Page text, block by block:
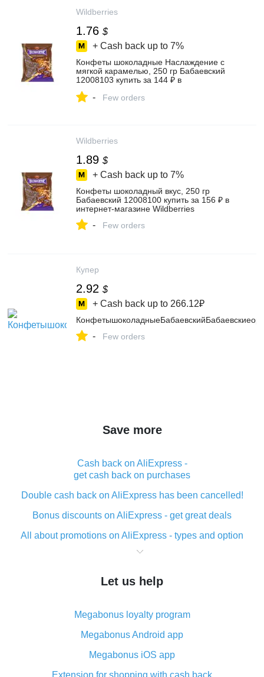
Wildberries
1.76 $
+ Cash back up to 7%
Конфеты шоколадные Наслаждение с
мягкой карамелью, 250 гр Бабаевский
12008103 купить за 144 ₽ в
- Few orders
Wildberries
1.89 $
+ Cash back up to 7%
Конфеты шоколадный вкус, 250 гр
Бабаевский 12008100 купить за 156 ₽ в
интернет‑магазине Wildberries
- Few orders
Купер
2.92 $
+ Cash back up to 266.12₽
- Few orders
Save more
Cash back on AliExpress -
get cash back on purchases
Double cash back on AliExpress has been cancelled!
Bonus discounts on AliExpress - get great deals
All about promotions on AliExpress - types and option
What is cash back when making purchases on
The best place to download cash back for AliExpress
What is the AliExpress cash back plugin and what are
its advantages
Cash back from the AliExpress mobile app -
advantages of the plugin
Let us help
Megabonus loyalty program
Megabonus Android app
Megabonus iOS app
Extension for shopping with cash back